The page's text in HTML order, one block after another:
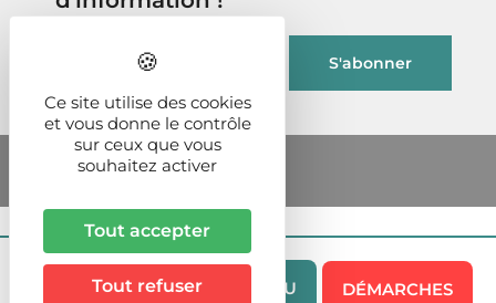
MENU DÉMARCHES
Ce site utilise des cookies
et vous donne le contrôle
sur ceux que vous
souhaitez activer
Tout accepter
Tout refuser